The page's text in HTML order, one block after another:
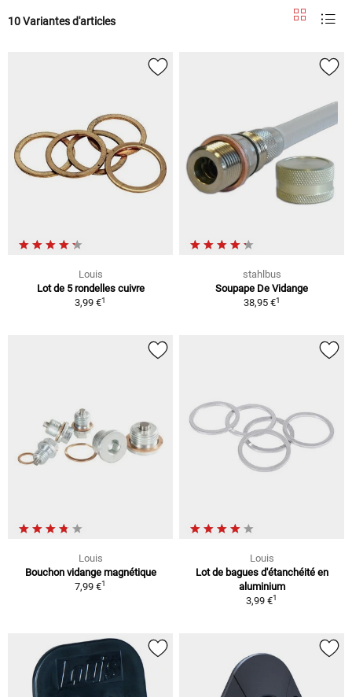
10 Variantes d'articles
Louis
Lot de 5 rondelles cuivre
3,99 €1
stahlbus
Soupape De Vidange
38,95 €1
Louis
Bouchon vidange magnétique
7,99 €1
Louis
Lot de bagues d'étanchéité en
aluminium
3,99 €1